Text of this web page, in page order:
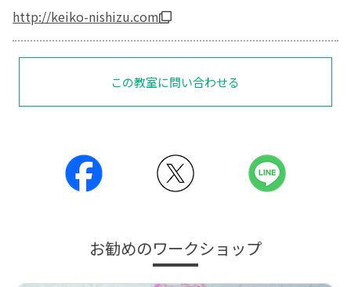
http://keiko-nishizu.com
この教室に問い合わせる
お勧めのワークショップ